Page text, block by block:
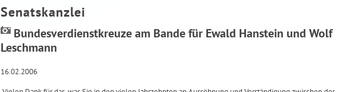
Senatskanzlei
Bundesverdienstkreuze am Bande für Ewald Hanstein und Wolf
Leschmann
16.02.2006